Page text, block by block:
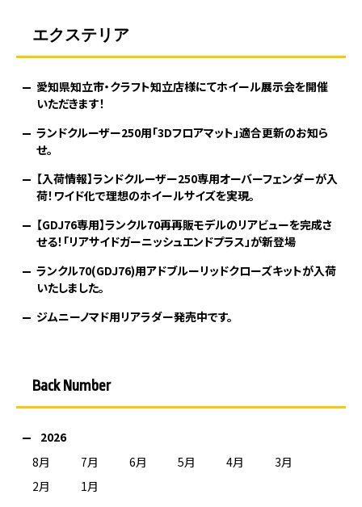
エクステリア
愛知県知立市・クラフト知立店様にてホイール展示会を開催
いただきます！
ランドクルーザー250用「3Dフロアマット」適合更新のお知ら
せ。
【入荷情報】ランドクルーザー250専用オーバーフェンダーが入
荷！ワイド化で理想のホイールサイズを実現。
【GDJ76専用】ランクル70再再販モデルのリアビューを完成さ
せる！「リアサイドガーニッシュエンドプラス」が新登場
ランクル70(GDJ76)用アドブルーリッドクローズキットが入荷
いたしました。
ジムニーノマド用リアラダー発売中です。
Back Number
2026
8月
7月 6月 5月 4月
3月
2月
1月